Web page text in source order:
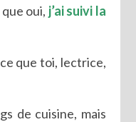
oui, j’ai suivi la
que toi, lectrice,
de cuisine, mais